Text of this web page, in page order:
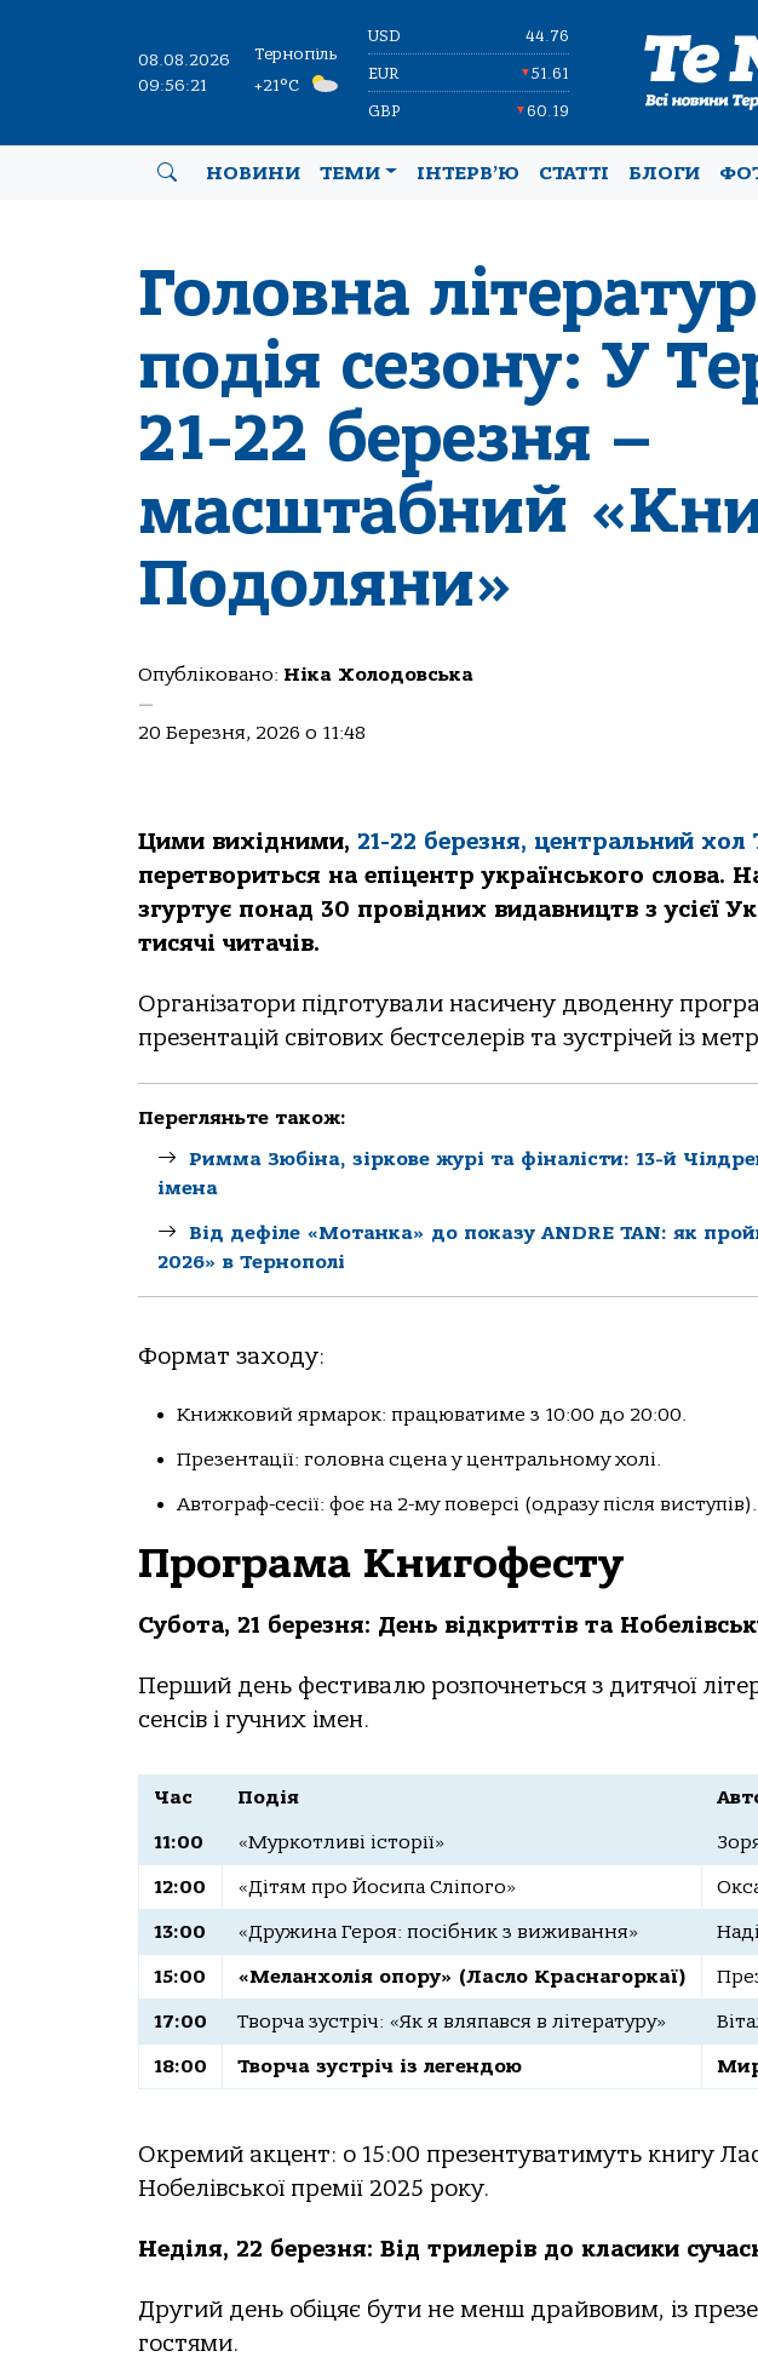
08.08.2026
09:56:22
Тернопіль
+21°C
USD 44.76
EUR ▼51.61
GBP ▼60.19
НОВИНИ ТЕМИ ІНТЕРВ’Ю СТАТТІ БЛОГИ
Головна
подія сезону: У
21-22 березня –
масштабний
Подоляни»
Опубліковано: Ніка Холодовська
—
20 Березня, 2026 о 11:48
Цими вихідними, 21-22 березня, центральний
перетвориться на епіцентр українського слова.
згуртує понад 30 провідних видавництв з усієї
тисячі читачів.
Організатори підготували насичену дводенну
презентацій світових бестселерів та зустрічей із
Перегляньте також:
Римма Зюбіна, зіркове журі та фіналісти: 13-й
імена
Від дефіле «Мотанка» до показу ANDRE TAN: як
2026» в Тернополі
Формат заходу:
Книжковий ярмарок: працюватиме з 10:00 до 20:00.
Презентації: головна сцена у центральному холі.
Автограф-сесії: фоє на 2-му поверсі (одразу після виступів).
Програма Книгофесту
Субота, 21 березня: День відкриттів та
Перший день фестивалю розпочнеться з дитячої
сенсів і гучних імен.
Час Подія
11:00 «Муркотливі історії»
12:00 «Дітям про Йосипа Сліпого»
13:00 «Дружина Героя: посібник з виживання»
15:00 «Меланхолія опору» (Ласло Краснагоркаї)
17:00 Творча зустріч: «Як я вляпався в літературу»
18:00 Творча зустріч із легендою
Окремий акцент: о 15:00 презентуватимуть книгу
Нобелівської премії 2025 року.
Неділя, 22 березня: Від трилерів до класики
Другий день обіцяє бути не менш драйвовим, із
гостями.